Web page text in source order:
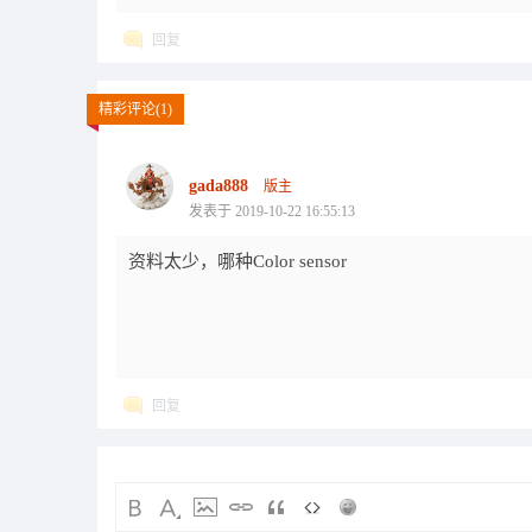
回复
精彩评论(1)
gada888
版主
发表于 2019-10-22 16:55:13
资料太少，哪种Color sensor
回复